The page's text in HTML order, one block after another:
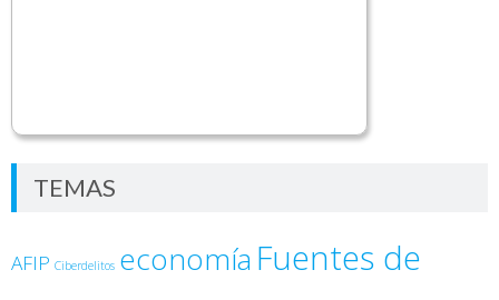
TEMAS
AFIP Ciberdelitos economía Fuentes de